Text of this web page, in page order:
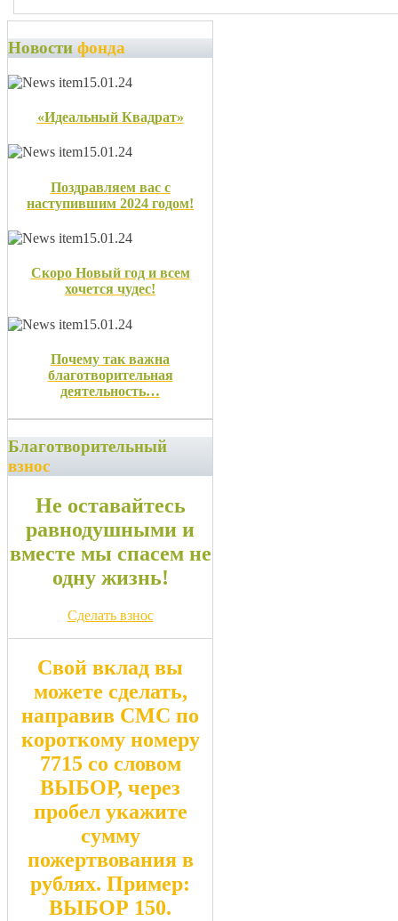
Новости фонда
15.01.24
«Идеальный Квадрат»
15.01.24
Поздравляем вас с
наступившим 2024 годом!
15.01.24
Скоро Новый год и всем
хочется чудес!
15.01.24
Почему так важна
благотворительная
деятельность…
Благотворительный
взнос
Не оставайтесь
равнодушными и
вместе мы спасем не
одну жизнь!
Сделать взнос
Свой вклад вы
можете сделать,
направив СМС по
короткому номеру
7715 со словом
ВЫБОР, через
пробел укажите
сумму
пожертвования в
рублях. Пример:
ВЫБОР 150.